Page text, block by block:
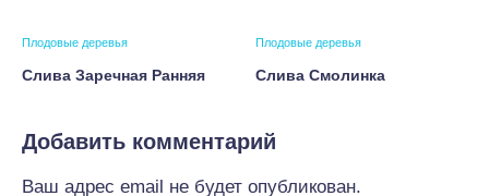
Плодовые деревья
Слива Заречная Ранняя
Плодовые деревья
Слива Смолинка
Добавить комментарий
Ваш адрес email не будет опубликован.